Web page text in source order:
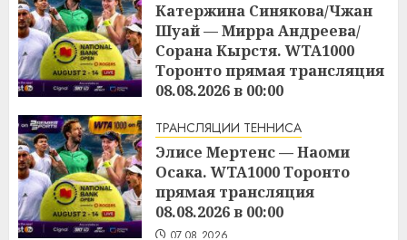
Катержина Синякова/Чжан
Шуай — Мирра Андреева/
Сорана Кырстя. WTA1000
Торонто прямая трансляция
08.08.2026 в 00:00
ТРАНСЛЯЦИИ ТЕННИСА
Элисе Мертенс — Наоми
Осака. WTA1000 Торонто
прямая трансляция
08.08.2026 в 00:00
07.08.2026